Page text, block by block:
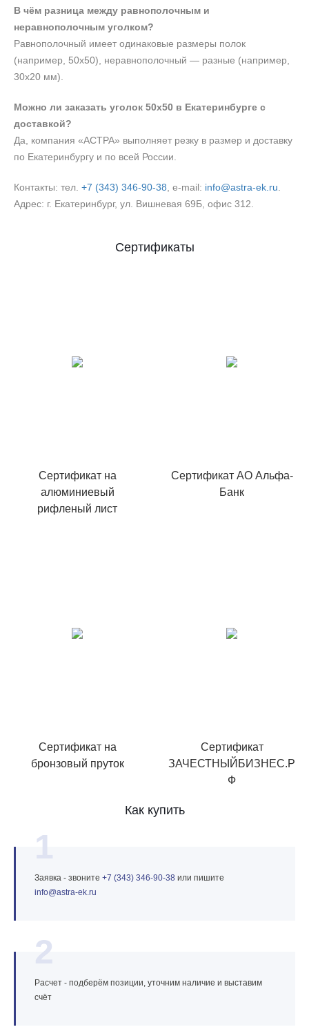
В чём разница между равнополочным и
неравнополочным уголком?
Равнополочный имеет одинаковые размеры полок
(например, 50х50), неравнополочный — разные (например,
30х20 мм).
Можно ли заказать уголок 50х50 в Екатеринбурге с
доставкой?
Да, компания «АСТРА» выполняет резку в размер и доставку
по Екатеринбургу и по всей России.
Контакты: тел. +7 (343) 346‑90‑38 , e‑mail: info@astra-ek.ru
Адрес: г. Екатеринбург, ул. Вишневая 69Б, офис 312.
Сертификаты
Сертификат на
алюминиевый
рифленый лист
Сертификат АО Альфа-
Банк
Сертификат на
бронзовый пруток
Сертификат
ЗАЧЕСТНЫЙБИЗНЕС.Р
Ф
Как купить
1
Заявка - звоните +7 (343) 346‑90‑38 или пишите
info@astra‑ek.ru
2
Расчет - подберём позиции, уточним наличие и выставим
счёт